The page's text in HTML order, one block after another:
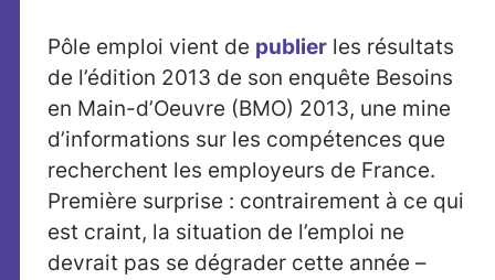
Pôle emploi vient de publier les résultats
de l’édition 2013 de son enquête Besoins
en Main-d’Oeuvre (BMO) 2013, une mine
d’informations sur les compétences que
recherchent les employeurs de France.
Première surprise : contrairement à ce qui
est craint, la situation de l’emploi ne
devrait pas se dégrader cette année –